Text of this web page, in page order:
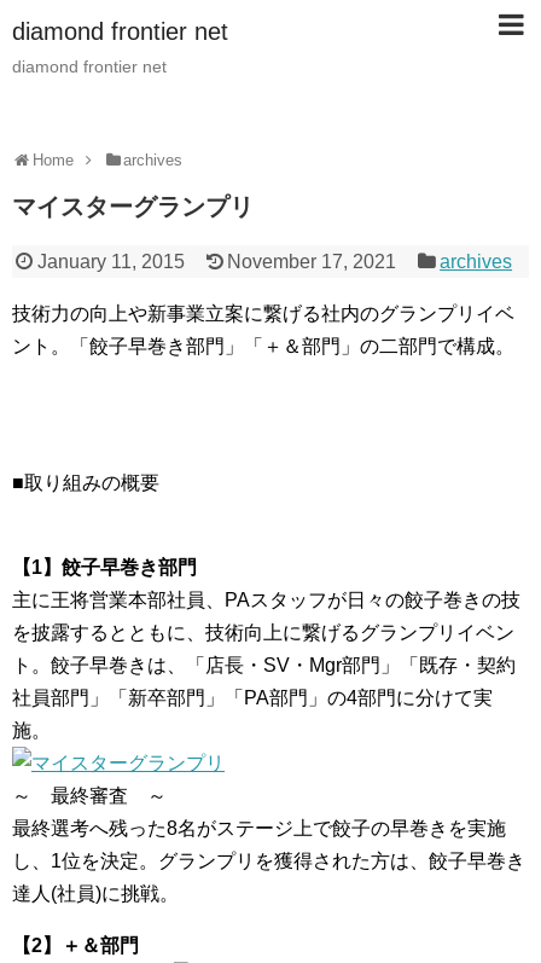
diamond frontier net
diamond frontier net
Home archives
マイスターグランプリ
January 11, 2015 November 17, 2021 archives
技術力の向上や新事業立案に繋げる社内のグランプリイベ
ント。「餃子早巻き部門」「＋＆部門」の二部門で構成。
■取り組みの概要
【1】餃子早巻き部門
主に王将営業本部社員、PAスタッフが日々の餃子巻きの技
を披露するとともに、技術向上に繋げるグランプリイベン
ト。餃子早巻きは、「店長・SV・Mgr部門」「既存・契約
社員部門」「新卒部門」「PA部門」の4部門に分けて実
施。
～ 最終審査 ～
最終選考へ残った8名がステージ上で餃子の早巻きを実施
し、1位を決定。グランプリを獲得された方は、餃子早巻き
達人(社員)に挑戦。
【2】＋＆部門